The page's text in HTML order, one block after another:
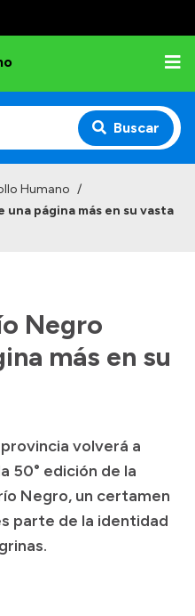
Buscar
Humano /
página más en su vasta
Negro
más en su
volverá a
50° edición de la
Negro, un certamen
parte de la identidad